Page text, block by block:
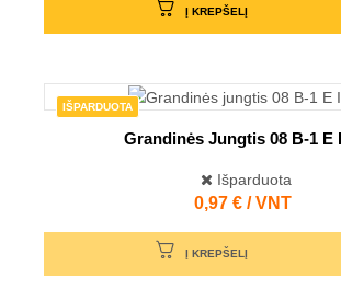
Į KREPŠELĮ
IŠPARDUOTA
Grandinės Jungtis 08 B-1 E
Išparduota
Kaina
0,97 € / VNT
Į KREPŠELĮ